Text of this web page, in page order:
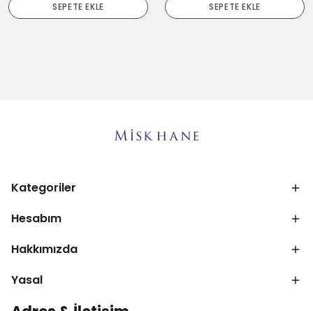
SEPETE EKLE SEPETE EKLE
Kategoriler
Hesabım
Hakkımızda
Yasal